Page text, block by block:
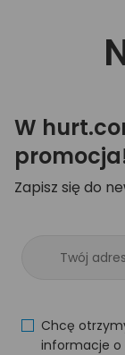
W
Zapisz się do
Chcę
informacje o